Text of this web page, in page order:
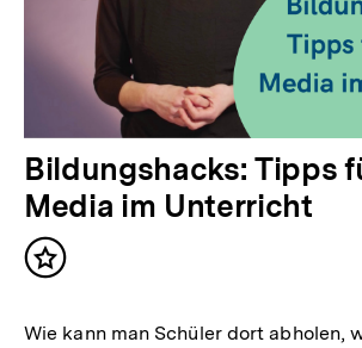
Bildungshacks: Tipps
Media im Unterricht
Inhalt
Wie kann man Schüler dort abholen,